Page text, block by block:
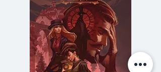
อันเนื่องมาจากโรคหลายบุคลิก
24 คนที่อาศัยอยู่ในตัวของบิลลี่
มิลลิแกน